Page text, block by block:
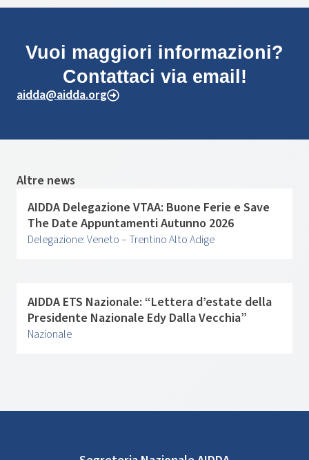
Vuoi maggiori informazioni?
Contattaci via email!
aidda@aidda.org
Altre news
AIDDA Delegazione VTAA: Buone Ferie e Save
The Date Appuntamenti Autunno 2026
Delegazione: Veneto – Trentino Alto Adige
AIDDA ETS Nazionale: “Lettera d’estate della
Presidente Nazionale Edy Dalla Vecchia”
Nazionale